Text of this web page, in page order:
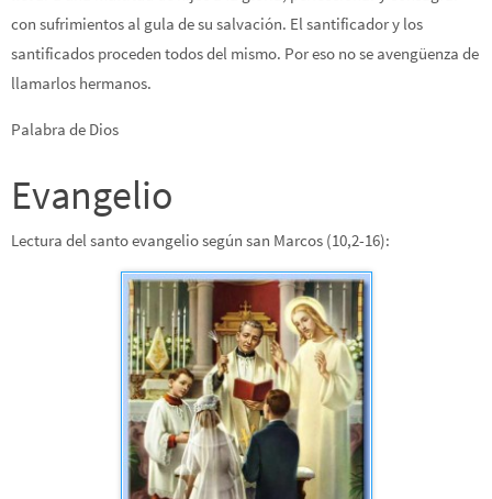
con sufrimientos al gula de su salvación. El santificador y los
santificados proceden todos del mismo. Por eso no se avengüenza de
llamarlos hermanos.
Palabra de Dios
Evangelio
Lectura del santo evangelio según san Marcos (10,2-16):